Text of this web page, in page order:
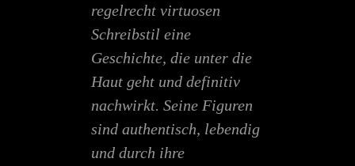
regelrecht virtuosen
Schreibstil eine
Geschichte, die unter die
Haut geht und definitiv
nachwirkt. Seine Figuren
sind authentisch, lebendig
und durch ihre